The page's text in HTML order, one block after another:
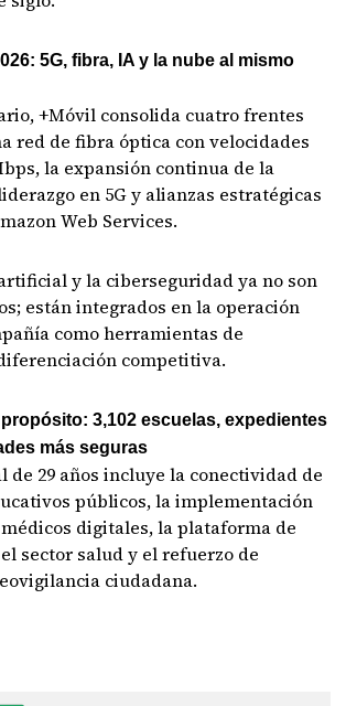
5G, fibra, IA y la nube al mismo
+Móvil consolida cuatro frentes
red de fibra óptica con velocidades
la expansión continua de la
en 5G y alianzas estratégicas
Web Services.
y la ciberseguridad ya no son
están integrados en la operación
como herramientas de
competitiva.
3,102 escuelas, expedientes
más seguras
de 29 años incluye la conectividad de
públicos, la implementación
digitales, la plataforma de
sector salud y el refuerzo de
ciudadana.